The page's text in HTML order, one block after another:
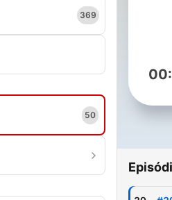
369
50